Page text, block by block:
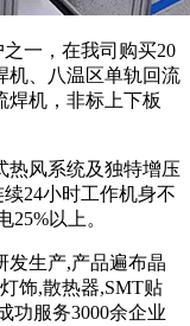
一，在我司购买20
机、八温区单轨回流
焊机，非标上下板
热风系统及独特增压
24小时工作机身不
以上。
发生产,产品遍布晶
饰,散热器,SMT贴
功服务3000余企业